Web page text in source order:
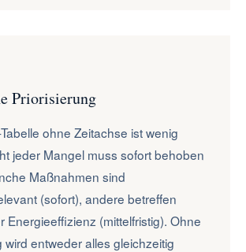
Priorisierung
ohne Zeitachse ist wenig
jeder Mangel muss sofort behoben
Maßnahmen sind
(sofort), andere betreffen
Energieeffizienz (mittelfristig). Ohne
wird entweder alles gleichzeitig